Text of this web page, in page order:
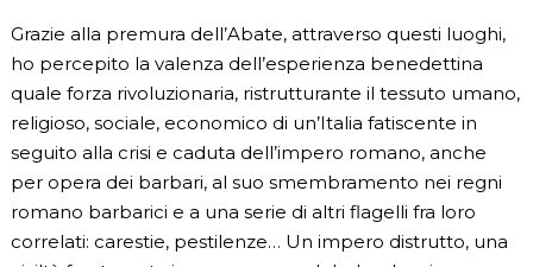
Grazie alla premura dell’Abate, attraverso questi luoghi,
ho percepito la valenza dell’esperienza benedettina
quale forza rivoluzionaria, ristrutturante il tessuto umano,
religioso, sociale, economico di un’Italia fatiscente in
seguito alla crisi e caduta dell’impero romano, anche
per opera dei barbari, al suo smembramento nei regni
romano barbarici e a una serie di altri flagelli fra loro
correlati: carestie, pestilenze… Un impero distrutto, una